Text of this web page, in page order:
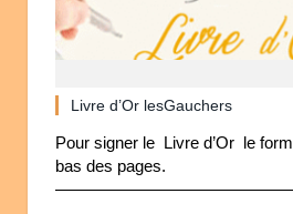
Livre d’Or lesGauchers
Pour signer le Livre d’Or le
bas des pages.